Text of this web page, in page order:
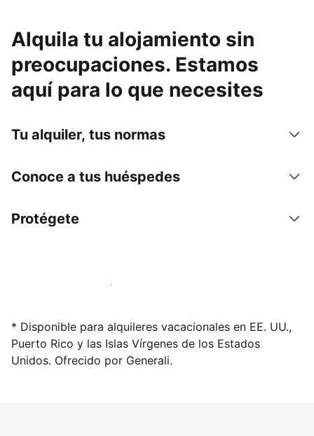
Alquila tu alojamiento sin
preocupaciones. Estamos
aquí para lo que necesites
Tu alquiler, tus normas
Conoce a tus huéspedes
Protégete
Alquila tu alojamiento hoy mismo
* Disponible para alquileres vacacionales en EE. UU.,
Puerto Rico y las Islas Vírgenes de los Estados
Unidos. Ofrecido por Generali.